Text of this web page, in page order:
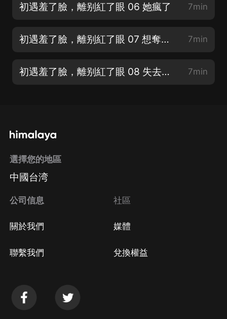
初遇羞了臉，離别紅了眼 06 她瘋了 7min
初遇羞了臉，離别紅了眼 07 想奪回他 7min
初遇羞了臉，離别紅了眼 08 失去才知道 7min
選擇您的地區
中國台湾
公司信息
關於我們
聯繫我們
社區
媒體
兌換權益